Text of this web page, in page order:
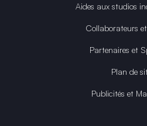
Aides aux studios
Collaborateurs
Partenaires et
Plan de
Publicités et